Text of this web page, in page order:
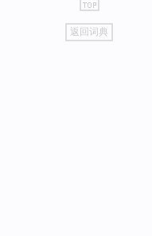
go
top
返回词典